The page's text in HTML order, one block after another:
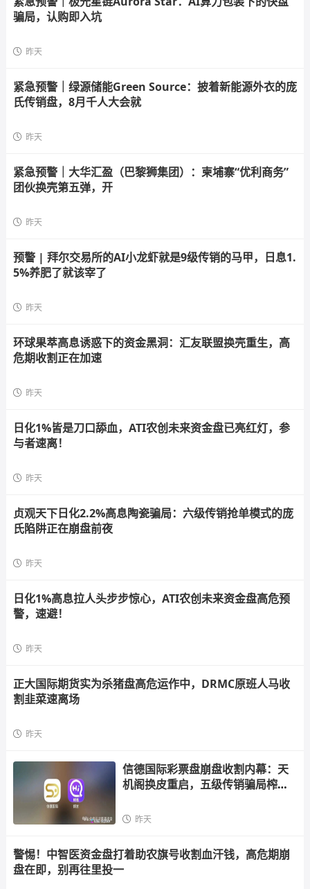
骗局，认购即入坑
昨天
紧急预警｜绿源储能Green Source：披着新能源外衣的庞
氏传销盘，8月千人大会就
昨天
紧急预警｜大华汇盈（巴黎狮集团）：柬埔寨“优利商务”
团伙换壳第五弹，开
昨天
预警 | 拜尔交易所的AI小龙虾就是9级传销的马甲，日息1.
5%养肥了就该宰了
昨天
环球果萃高息诱惑下的资金黑洞：汇友联盟换壳重生，高
危期收割正在加速
昨天
日化1%皆是刀口舔血，ATI农创未来资金盘已亮红灯，参
与者速离！
昨天
贞观天下日化2.2%高息陶瓷骗局：六级传销抢单模式的庞
氏陷阱正在崩盘前夜
昨天
日化1%高息拉人头步步惊心，ATI农创未来资金盘高危预
警，速避！
昨天
正大国际期货实为杀猪盘高危运作中，DRMC原班人马收
割韭菜速离场
昨天
信德国际彩票盘崩盘收割内幕：天
机阁换皮重启，五级传销骗局榨干
昨天
警惕！中智医资金盘打着助农旗号收割血汗钱，高危期崩
盘在即，别再往里投一